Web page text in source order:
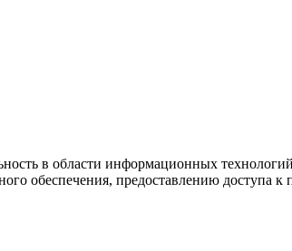
в области информационных
обеспечения, предоставлению доступа